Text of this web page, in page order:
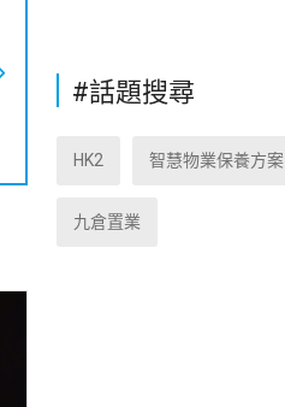
#話題搜尋
HK2 智慧物業保養方案
九倉置業